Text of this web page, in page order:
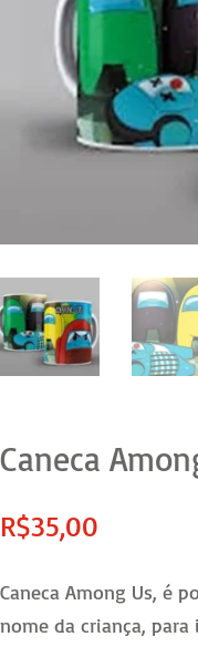
Caneca
R$35,00
Caneca Among Us, é
nome da criança,